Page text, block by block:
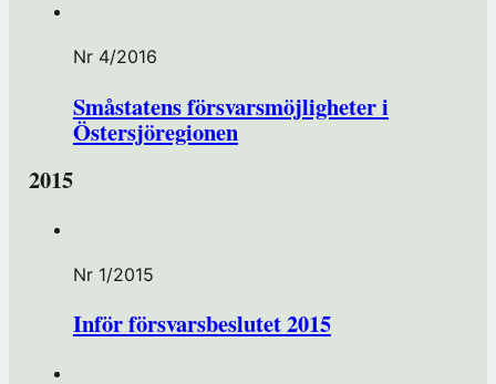
Nr 4/2016
Småstatens försvarsmöjligheter i
Östersjöregionen
2015
Nr 1/2015
Inför försvarsbeslutet 2015